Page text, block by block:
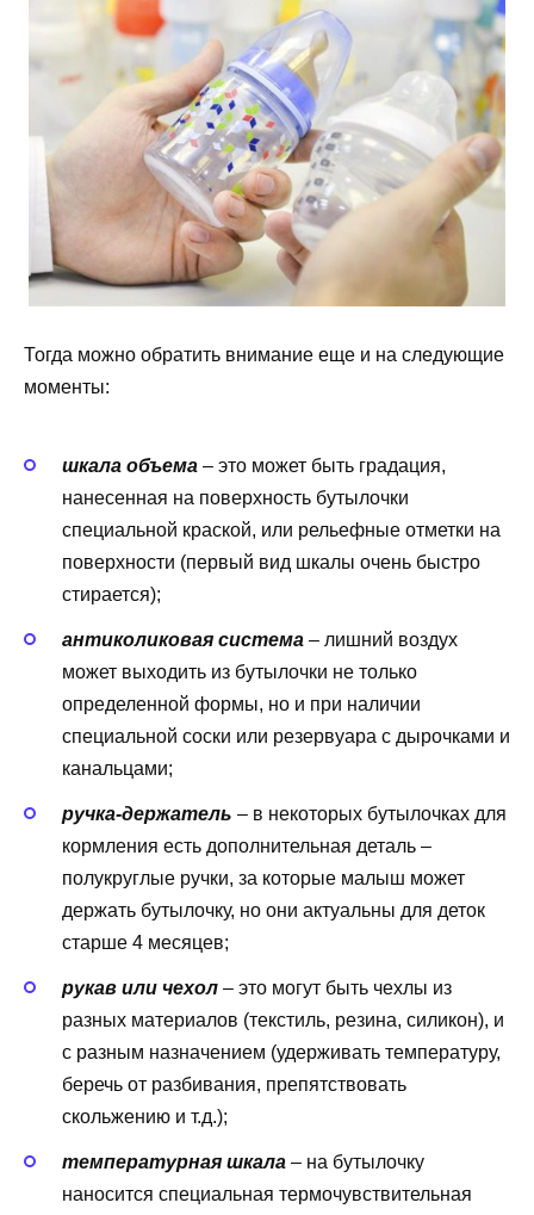
Тогда можно обратить внимание еще и на следующие
моменты:
шкала объема – это может быть градация,
нанесенная на поверхность бутылочки
специальной краской, или рельефные отметки на
поверхности (первый вид шкалы очень быстро
стирается);
антиколиковая система – лишний воздух
может выходить из бутылочки не только
определенной формы, но и при наличии
специальной соски или резервуара с дырочками и
канальцами;
ручка-держатель – в некоторых бутылочках для
кормления есть дополнительная деталь –
полукруглые ручки, за которые малыш может
держать бутылочку, но они актуальны для деток
старше 4 месяцев;
рукав или чехол – это могут быть чехлы из
разных материалов (текстиль, резина, силикон), и
с разным назначением (удерживать температуру,
беречь от разбивания, препятствовать
скольжению и т.д.);
температурная шкала – на бутылочку
наносится специальная термочувствительная